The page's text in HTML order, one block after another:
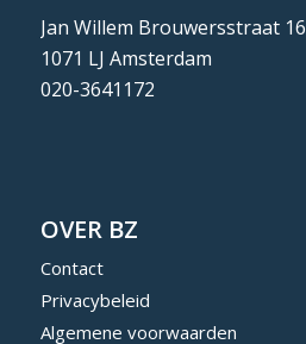
Jan Willem Brouwersstraat 16
1071 LJ Amsterdam
020-3641172
OVER BZ
Contact
Privacybeleid
Algemene voorwaarden